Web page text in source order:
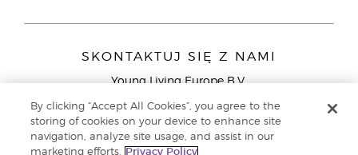
SKONTAKTUJ SIĘ Z NAMI
Young Living Europe B.V.
9727 AJ Groningen
By clicking “Accept All Cookies”, you agree to the
storing of cookies on your device to enhance site
navigation, analyze site usage, and assist in our
marketing efforts.
Privacy Policy